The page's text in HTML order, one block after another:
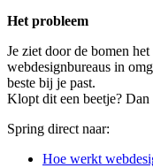
Het probleem
Je ziet door de bomen
webdesignbureaus in
beste bij je past.
Klopt dit een beetje?
Spring direct naar:
Hoe werkt